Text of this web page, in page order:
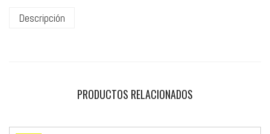
Descripción
PRODUCTOS RELACIONADOS